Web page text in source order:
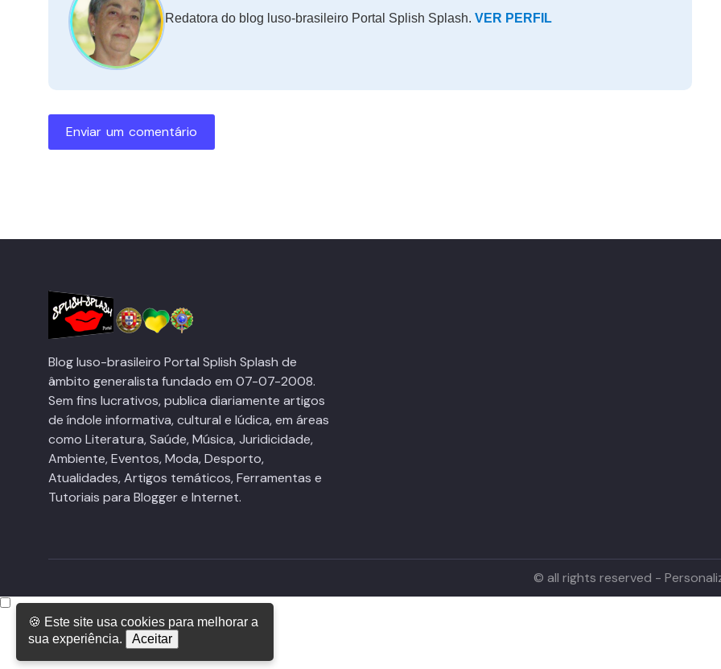
Redatora do blog luso-brasileiro Portal Splish Splash. VER PERFIL
Enviar um comentário
Blog luso-brasileiro Portal Splish Splash de
âmbito generalista fundado em 07-07-2008.
Sem fins lucrativos, publica diariamente artigos
de índole informativa, cultural e lúdica, em áreas
como Literatura, Saúde, Música, Juridicidade,
Ambiente, Eventos, Moda, Desporto,
Atualidades, Artigos temáticos, Ferramentas e
Tutoriais para Blogger e Internet.
© all rights reserved -
🍪 Este site usa cookies para melhorar a
sua experiência.
Aceitar